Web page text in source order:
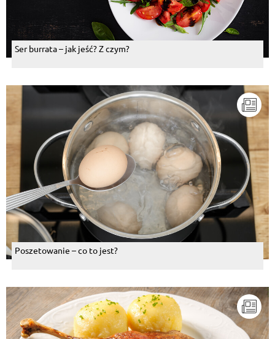
Ser burrata – jak jeść? Z czym?
Poszetowanie – co to jest?